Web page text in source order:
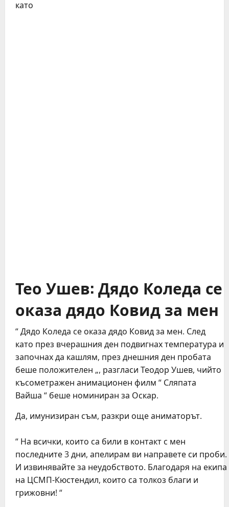
Тео Ушев: Дядо Коледа се
оказа дядо Ковид за мен
“ Дядо Коледа се оказа дядо Ковид за мен. След
като през вчерашния ден подвигнах температура и
започнах да кашлям, през днешния ден пробата
беше положителен „, разгласи Теодор Ушев, чийто
късометражен анимационен филм “ Сляпата
Вайша “ беше номиниран за Оскар.
Да, имунизиран съм, разкри още аниматорът.
“ На всички, които са били в контакт с мен
последните 3 дни, апелирам ви направете си проби.
И извинявайте за неудобството. Благодаря на екипа
на ЦСМП-Кюстендил, които са толкоз благи и
грижовни! “